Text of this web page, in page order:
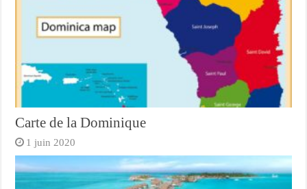
Carte de la Dominique
1 juin 2020